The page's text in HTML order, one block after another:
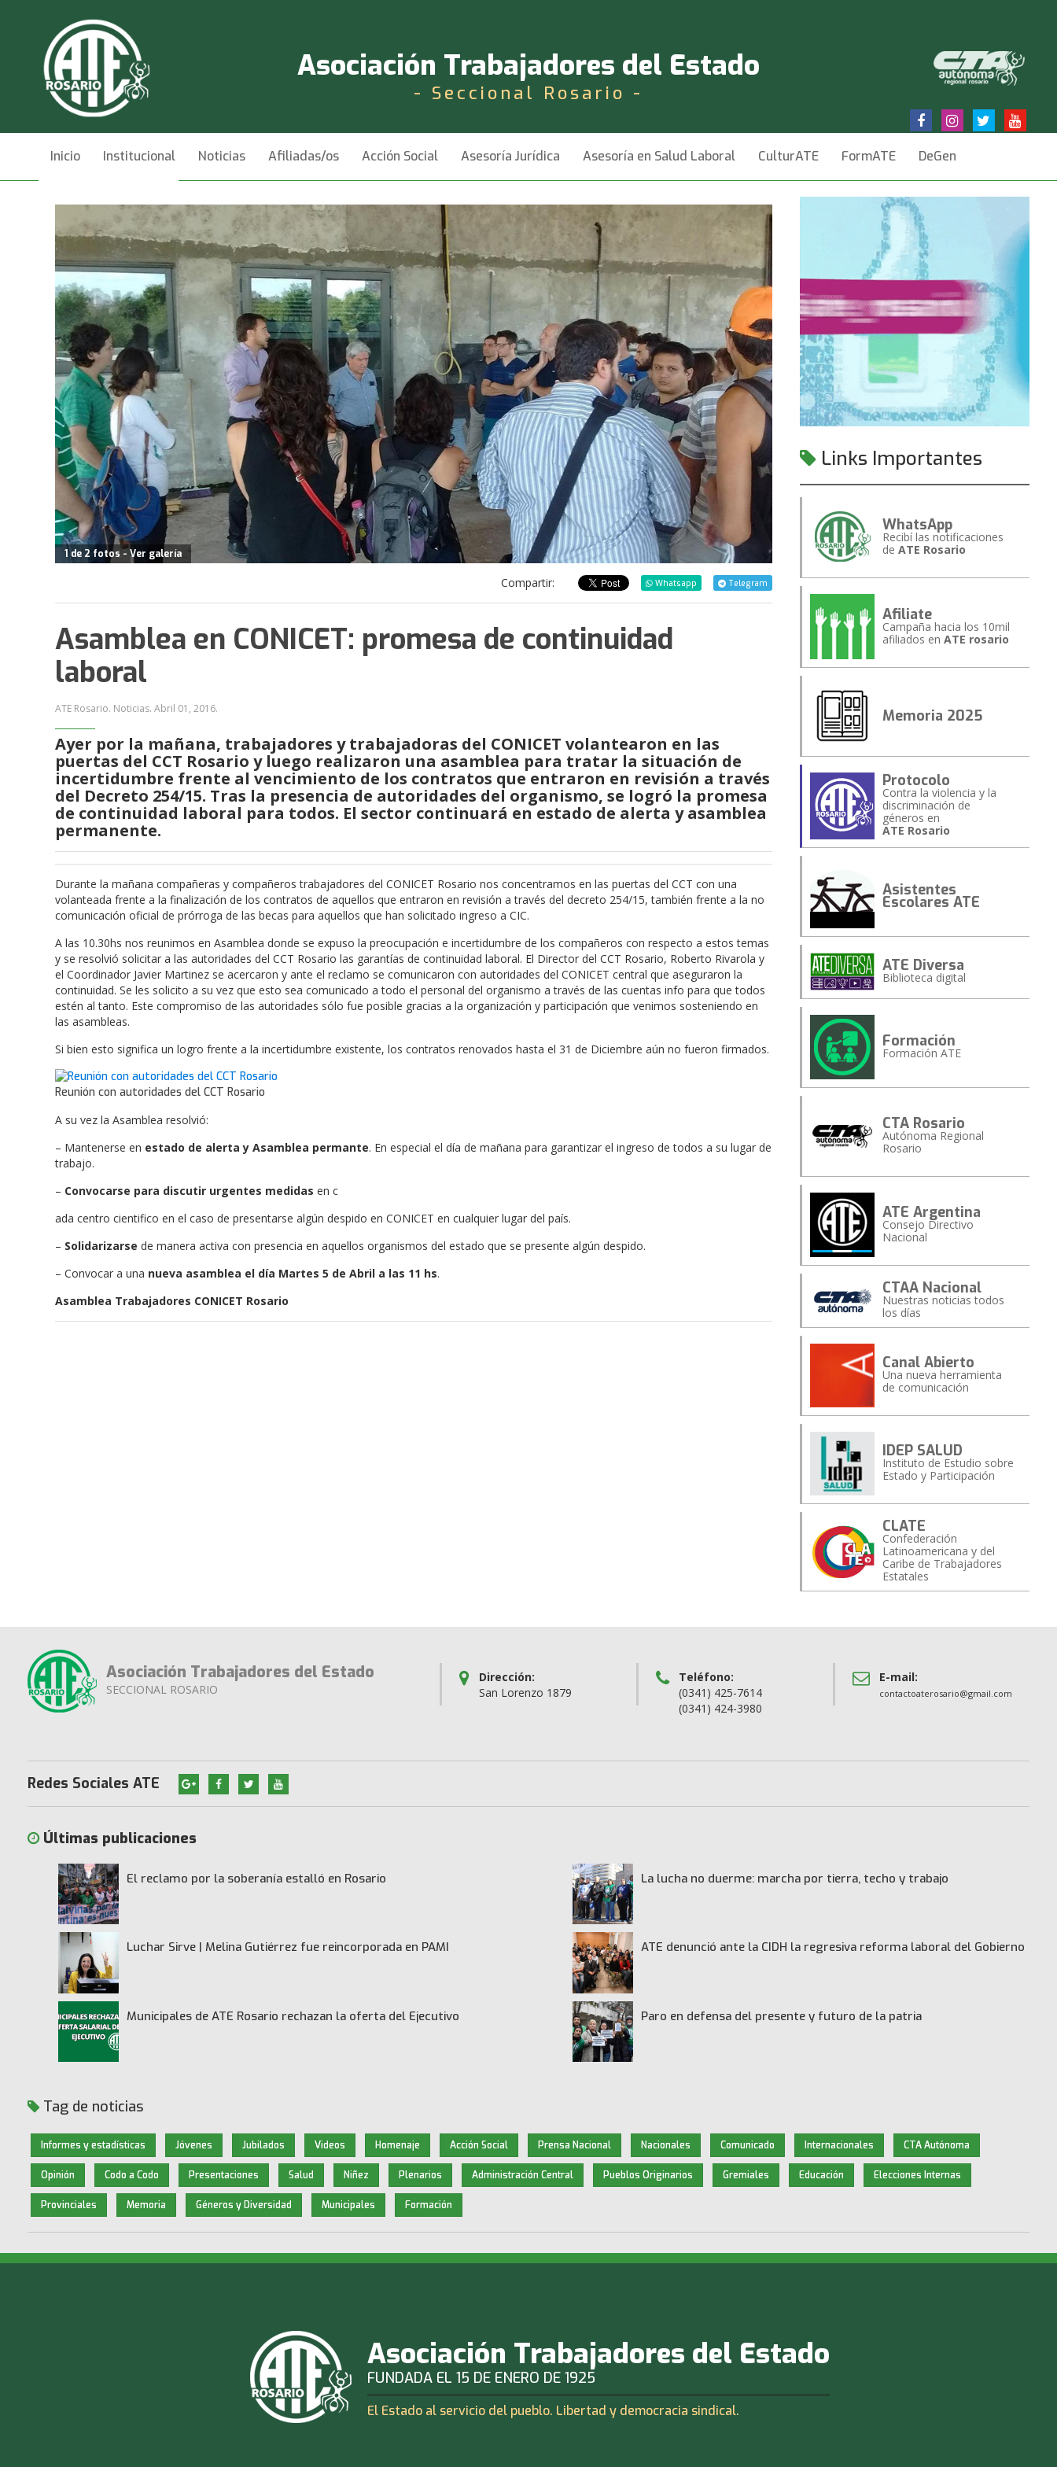
Asociación Trabajadores del Estado
- Seccional Rosario -
Inicio Institucional Noticias Afiliadas/os Acción Social Asesoría Jurídica Asesoría en Salud Laboral CulturATE FormATE DeGen
Videos Contacto
1 de 2 fotos - Ver galería
Telegram
Whatsapp
Compartir:
Asamblea en CONICET: promesa de continuidad
laboral
ATE Rosario. Noticias. Abril 01, 2016.
Ayer por la mañana, trabajadores y trabajadoras del CONICET volantearon en las
puertas del CCT Rosario y luego realizaron una asamblea para tratar la situación de
incertidumbre frente al vencimiento de los contratos que entraron en revisión a través
del Decreto 254/15. Tras la presencia de autoridades del organismo, se logró la promesa
de continuidad laboral para todos. El sector continuará en estado de alerta y asamblea
permanente.
Durante la mañana compañeras y compañeros trabajadores del CONICET Rosario nos concentramos en las puertas del CCT con una
volanteada frente a la finalización de los contratos de aquellos que entraron en revisión a través del decreto 254/15, también frente a la no
comunicación oficial de prórroga de las becas para aquellos que han solicitado ingreso a CIC.
A las 10.30hs nos reunimos en Asamblea donde se expuso la preocupación e incertidumbre de los compañeros con respecto a estos temas
y se resolvió solicitar a las autoridades del CCT Rosario las garantías de continuidad laboral. El Director del CCT Rosario, Roberto Rivarola y
el Coordinador Javier Martinez se acercaron y ante el reclamo se comunicaron con autoridades del CONICET central que aseguraron la
continuidad. Se les solicito a su vez que esto sea comunicado a todo el personal del organismo a través de las cuentas info para que todos
estén al tanto. Este compromiso de las autoridades sólo fue posible gracias a la organización y participación que venimos sosteniendo en
las asambleas.
Si bien esto significa un logro frente a la incertidumbre existente, los contratos renovados hasta el 31 de Diciembre aún no fueron firmados.
Reunión con autoridades del CCT Rosario
A su vez la Asamblea resolvió:
– Mantenerse en estado de alerta y Asamblea permante. En especial el día de mañana para garantizar el ingreso de todos a su lugar de
trabajo.
– Convocarse para discutir urgentes medidas en c
ada centro cientifico en el caso de presentarse algún despido en CONICET en cualquier lugar del país.
– Solidarizarse de manera activa con presencia en aquellos organismos del estado que se presente algún despido.
– Convocar a una nueva asamblea el día Martes 5 de Abril a las 11 hs.
Asamblea Trabajadores CONICET Rosario
Links Importantes
WhatsApp
Recibí las notificaciones
de ATE Rosario
Afiliate
Campaña hacia los 10mil
afiliados en ATE rosario
Memoria 2025
Protocolo
Contra la violencia y la
discriminación de
géneros en
ATE Rosario
Asistentes
Escolares ATE
ATE Diversa
Biblioteca digital
Formación
Formación ATE
CTA Rosario
Autónoma Regional
Rosario
ATE Argentina
Consejo Directivo
Nacional
CTAA Nacional
Nuestras noticias todos
los días
Canal Abierto
Una nueva herramienta
de comunicación
IDEP SALUD
Instituto de Estudio sobre
Estado y Participación
CLATE
Confederación
Latinoamericana y del
Caribe de Trabajadores
Estatales
Asociación Trabajadores del Estado
SECCIONAL ROSARIO
Dirección:
San Lorenzo 1879
Teléfono:
(0341) 425-7614
(0341) 424-3980
E-mail:
contactoaterosario@gmail.com
Redes Sociales ATE
Últimas publicaciones
El reclamo por la soberanía estalló en Rosario La lucha no duerme: marcha por tierra, techo y trabajo
Luchar Sirve | Melina Gutiérrez fue reincorporada en PAMI ATE denunció ante la CIDH la regresiva reforma laboral del Gobierno
Municipales de ATE Rosario rechazan la oferta del Ejecutivo Paro en defensa del presente y futuro de la patria
Tag de noticias
Informes y estadísticas Jóvenes Jubilados Videos Homenaje Acción Social Prensa Nacional Nacionales Comunicado Internacionales CTA Autónoma
Opinión Codo a Codo Presentaciones Salud Niñez Plenarios Administración Central Pueblos Originarios Gremiales Educación Elecciones Internas
Provinciales Memoria Géneros y Diversidad Municipales Formación
Asociación Trabajadores del Estado
FUNDADA EL 15 DE ENERO DE 1925
El Estado al servicio del pueblo. Libertad y democracia sindical.